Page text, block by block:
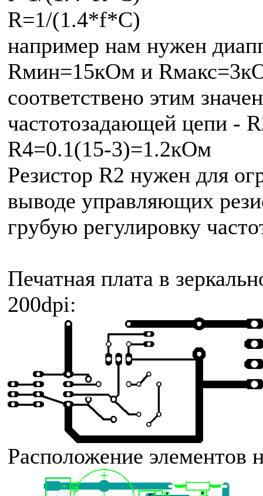
R=1/(1.4*f*C)
например нам нужен
Rмин=15кОм и
соответствено этим
частотозадающей цепи -
R4=0.1(15-3)=1.2кОм
Резистор R2 нужен для
выводе управляющих
грубую регулировку
Печатная плата в
200dpi:
Расположение элементов